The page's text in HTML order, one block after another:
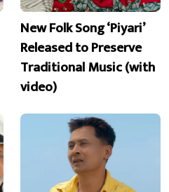
New Folk Song ‘Piyari’
Released to Preserve
Traditional Music (with
video)